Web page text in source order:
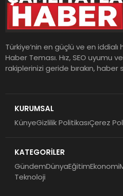
Türkiye’nin en güçlü ve en
Haber Teması. Hız, SEO uyumu
rakiplerinizi geride bırakın, haber
KURUMSAL
KünyeGizlilik PolitikasıÇerez
KATEGORİLER
GündemDünyaEğitimEkonomi
Teknoloji